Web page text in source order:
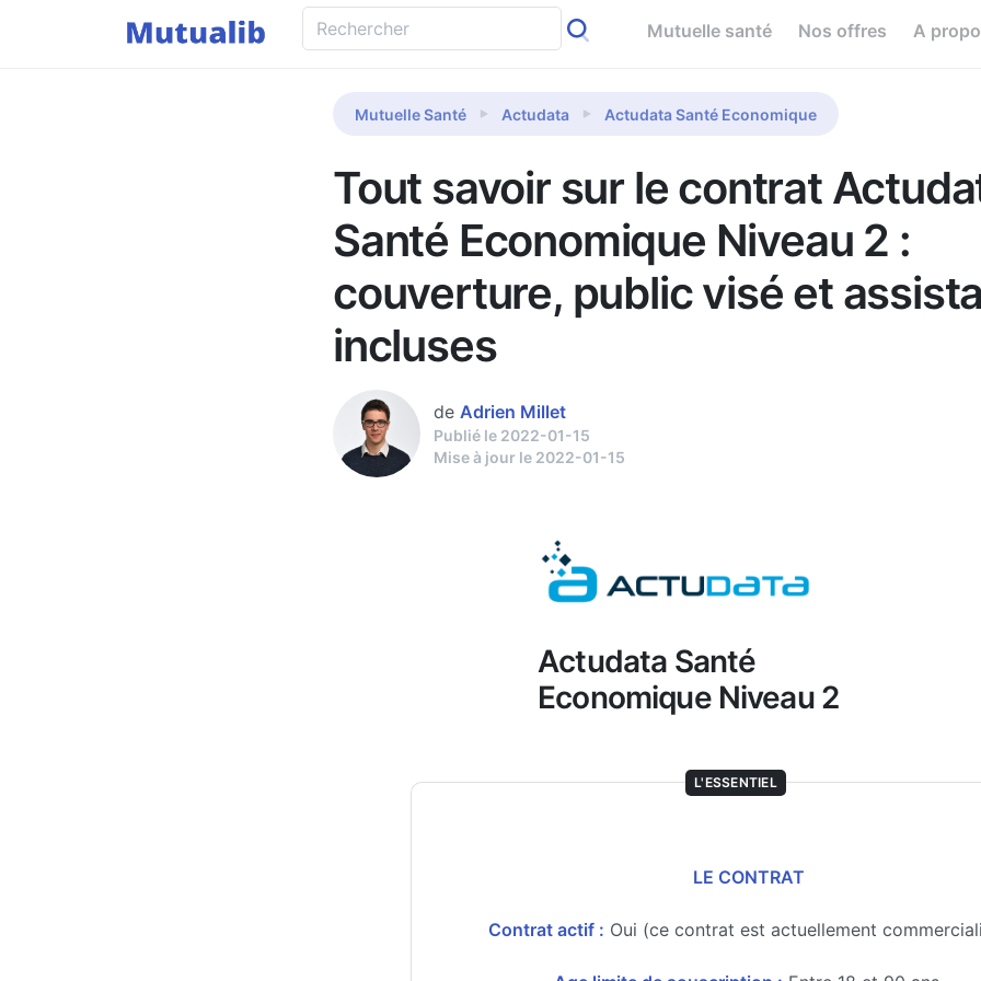
Mutuelle santé Nos offres A
Mutuelle Santé Actudata Actudata Santé Economique
Tout savoir sur le contrat
Santé Economique Niveau 2 :
couverture, public visé et
incluses
de Adrien Millet
Publié le 2022-01-15
Mise à jour le 2022-01-15
Actudata Santé
Economique Niveau 2
L'ESSENTIEL
LE CONTRAT
Contrat actif : Oui (ce contrat est actuellement